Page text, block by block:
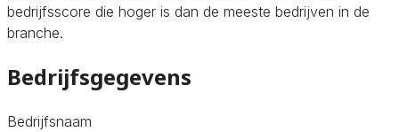
bedrijfsscore die hoger is dan de meeste bedrijven in de
branche.
Bedrijfsgegevens
Bedrijfsnaam